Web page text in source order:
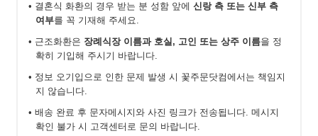
• 결혼식 화환의 경우 받는 분 성함 앞에 신랑 측 또는 신부 측
여부를 꼭 기재해 주세요.
• 근조화환은 장례식장 이름과 호실, 고인 또는 상주 이름을 정
확히 기입해 주시기 바랍니다.
• 정보 오기입으로 인한 문제 발생 시 꽃주문닷컴에서는 책임지
지 않습니다.
• 배송 완료 후 문자메시지와 사진 링크가 전송됩니다. 메시지
확인 불가 시 고객센터로 문의 바랍니다.